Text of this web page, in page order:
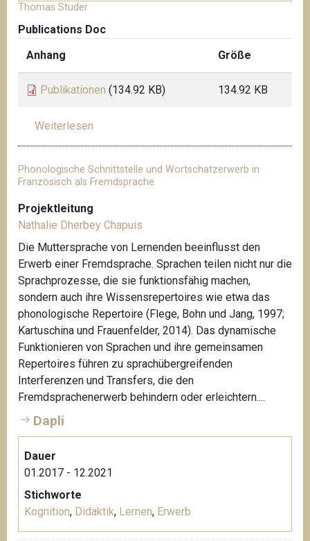
Thomas Studer
Publications Doc
Anhang
Größe
Publikationen (134.92 KB) 134.92 KB
Weiterlesen
r
o
m
a
s
S
t
u
d
e
r
Phonologische Schnittstelle und Wortschatzerwerb in
Französisch als Fremdsprache
Projektleitung
Nathalie Dherbey Chapuis
Die Muttersprache von Lernenden beeinflusst den
Erwerb einer Fremdsprache. Sprachen teilen nicht nur die
Sprachprozesse, die sie funktionsfähig machen,
sondern auch ihre Wissensrepertoires wie etwa das
phonologische Repertoire (Flege, Bohn und Jang, 1997;
Kartuschina und Frauenfelder, 2014). Das dynamische
Funktionieren von Sprachen und ihre gemeinsamen
Repertoires führen zu sprachübergreifenden
Interferenzen und Transfers, die den
Fremdsprachenerwerb behindern oder erleichtern....
Dapli
Dauer
01.2017 - 12.2021
Stichworte
Kognition, Didaktik, Lernen, Erwerb